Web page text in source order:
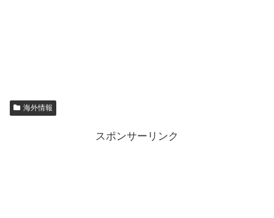
海外情報
スポンサーリンク